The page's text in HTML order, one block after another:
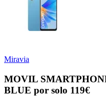
Miravia
MOVIL
BLUE por solo 119€